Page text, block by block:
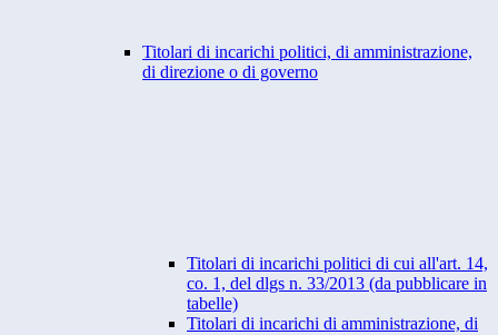
Titolari di incarichi politici, di amministrazione,
di direzione o di governo
Titolari di incarichi politici di cui all'art. 14,
co. 1, del dlgs n. 33/2013 (da pubblicare in
tabelle)
Titolari di incarichi di amministrazione, di